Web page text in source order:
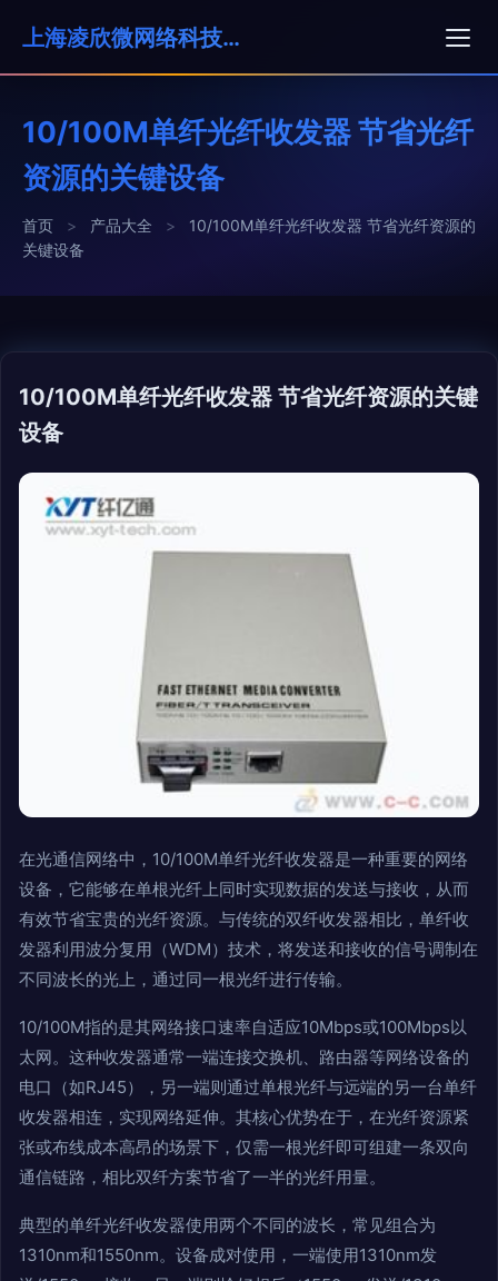
上海凌欣微网络科技有限公司
10/100M单纤光纤收发器 节省光纤
资源的关键设备
首页 > 产品大全 >
10/100M单纤光纤收发器 节省光纤资源的
关键设备
10/100M单纤光纤收发器 节省光纤资源的关键
设备
在光通信网络中，10/100M单纤光纤收发器是一种重要的网络
设备，它能够在单根光纤上同时实现数据的发送与接收，从而
有效节省宝贵的光纤资源。与传统的双纤收发器相比，单纤收
发器利用波分复用（WDM）技术，将发送和接收的信号调制在
不同波长的光上，通过同一根光纤进行传输。
10/100M指的是其网络接口速率自适应10Mbps或100Mbps以
太网。这种收发器通常一端连接交换机、路由器等网络设备的
电口（如RJ45），另一端则通过单根光纤与远端的另一台单纤
收发器相连，实现网络延伸。其核心优势在于，在光纤资源紧
张或布线成本高昂的场景下，仅需一根光纤即可组建一条双向
通信链路，相比双纤方案节省了一半的光纤用量。
典型的单纤光纤收发器使用两个不同的波长，常见组合为
1310nm和1550nm。设备成对使用，一端使用1310nm发